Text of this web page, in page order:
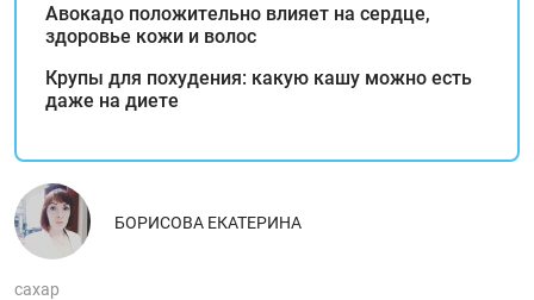
Авокадо положительно влияет на сердце,
здоровье кожи и волос
Крупы для похудения: какую кашу можно есть
даже на диете
БОРИСОВА ЕКАТЕРИНА
сахар